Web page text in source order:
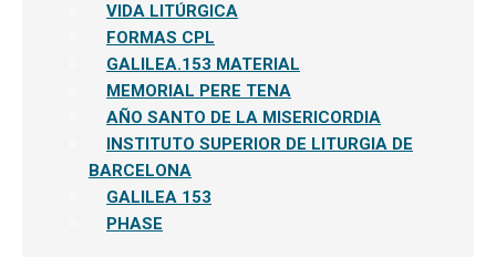
VIDA LITÚRGICA
FORMAS CPL
GALILEA.153 MATERIAL
MEMORIAL PERE TENA
AÑO SANTO DE LA MISERICORDIA
INSTITUTO SUPERIOR DE LITURGIA DE
BARCELONA
GALILEA 153
PHASE